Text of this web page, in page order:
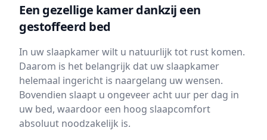
Een gezellige kamer dankzij een
gestoffeerd bed
In uw slaapkamer wilt u natuurlijk tot rust komen.
Daarom is het belangrijk dat uw slaapkamer
helemaal ingericht is naargelang uw wensen.
Bovendien slaapt u ongeveer acht uur per dag in
uw bed, waardoor een hoog slaapcomfort
absoluut noodzakelijk is.